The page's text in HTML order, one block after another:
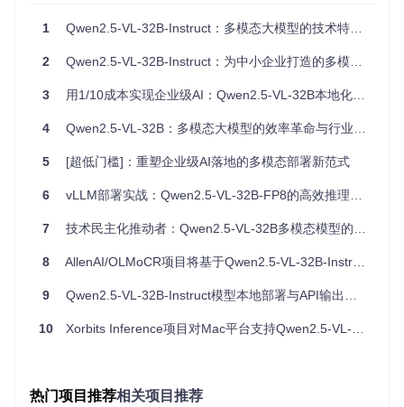
计的接口实现高效信息传递，避免了传统多模态模型中常见的
资源的利用效率，使得4张RTX 4090组成的集群（约相当于8
能力图谱：多模态理解如何跨越技术边界？
Qwen2.5-VL-32B的能力边界在哪里？通过构建多模态能力雷
达图，我们发现该模型在五个核心维度上呈现出均衡而强大的
表现：
[原创信息图：Qwen2.5-VL-32B能力雷达图]
为什么视觉-语言对齐精度决定多模态模型上限？Qwen2.5-VL
-32B创新性地提出"视觉翻译官"模型：将视觉编码器比作"图像
翻译员"，负责将像素信息转化为语义向量；语言解码器则作
使得模型在图文交叉任务中的理解准确率提升了15%。
1 Qwen2.5-VL-32B-Instruct：多模态大模型的技术特性与企业级应用价值解析
2 Qwen2.5-VL-32B-Instruct：为中小企业打造的多模态AI本地化部署解决方案
3 用1/10成本实现企业级AI：Qwen2.5-VL-32B本地化部署与应用指南
4 Qwen2.5-VL-32B：多模态大模型的效率革命与行业落地指南
5 [超低门槛]：重塑企业级AI落地的多模态部署新范式
6 vLLM部署实战：Qwen2.5-VL-32B-FP8的高效推理指南
7 技术民主化推动者：Qwen2.5-VL-32B多模态模型的架构突破与场景落地实践
8 AllenAI/OLMoCR项目将基于Qwen2.5-VL-32B-Instruct进行模型升级
9 Qwen2.5-VL-32B-Instruct模型本地部署与API输出的差异分析
10 Xorbits Inference项目对Mac平台支持Qwen2.5-VL-32B-Instruct模型的技术分析
热门项目推荐相关项目推荐